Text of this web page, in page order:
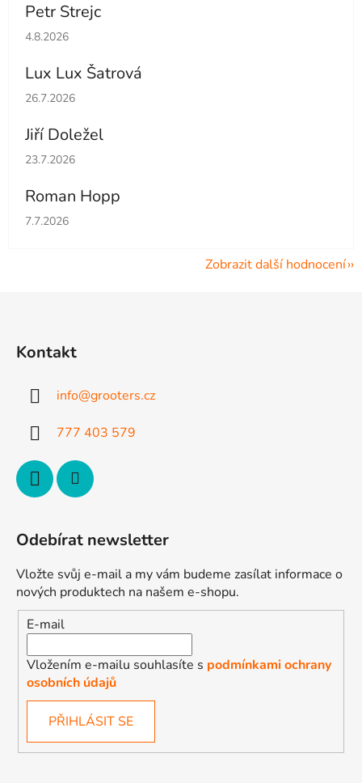
Petr Strejc
Hodnocení obchodu je 5 z 5 hvězdiček.
4.8.2026
Lux Lux Šatrová
Hodnocení obchodu je 5 z 5 hvězdiček.
26.7.2026
Jiří Doležel
Hodnocení obchodu je 5 z 5 hvězdiček.
23.7.2026
Roman Hopp
Hodnocení obchodu je 5 z 5 hvězdiček.
7.7.2026
Zobrazit další hodnocení
Kontakt
info@grooters.cz
777 403 579
Odebírat newsletter
Vložte svůj e-mail a my vám budeme zasílat informace o
nových produktech na našem e-shopu.
E-mail
Vložením e-mailu souhlasíte s podmínkami ochrany
osobních údajů
PŘIHLÁSIT SE